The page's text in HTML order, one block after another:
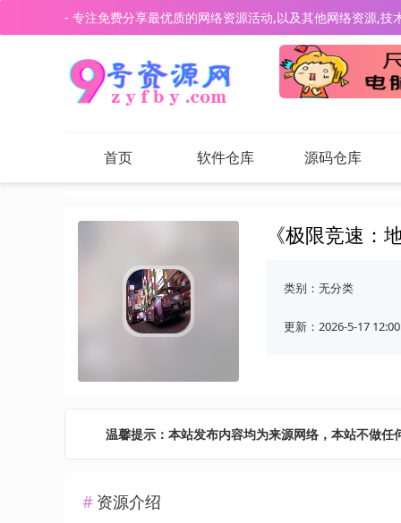
- 专注免费分享最优质的网络资源活动,以及其他网络资源,技
首页 软件仓库 源码仓库
《极限竞速：
类别： 无分类
更新：2026-5-17
温馨提示：本站发布内容均为来源网络，本站不做
资源介绍